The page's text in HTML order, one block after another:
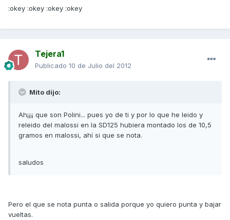
:okey :okey :okey :okey
Tejera1
Publicado 10 de Julio del 2012
Mito dijo:
Ah¡¡¡¡ que son Polini... pues yo de ti y por lo que he leido y
releido del malossi en la SD125 hubiera montado los de 10,5
gramos en malossi, ahí si que se nota.
saludos
Pero el que se nota punta o salida porque yo quiero punta y bajar
vueltas.